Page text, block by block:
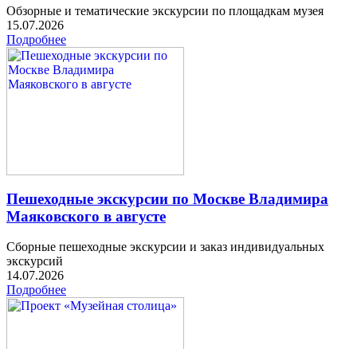
Обзорные и тематические экскурсии по площадкам музея
15.07.2026
Подробнее
Пешеходные экскурсии по Москве Владимира
Маяковского в августе
Сборные пешеходные экскурсии и заказ индивидуальных
экскурсий
14.07.2026
Подробнее